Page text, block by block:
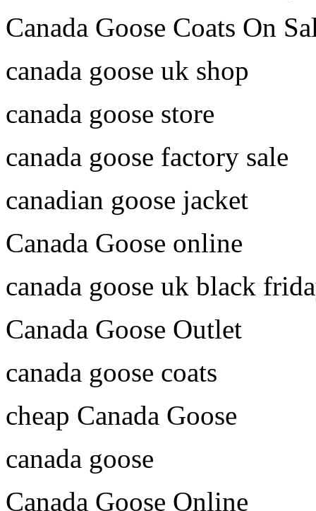
Canada Goose Coats On
canada goose uk shop
canada goose store
canada goose factory sale
canadian goose jacket
Canada Goose online
canada goose uk black
Canada Goose Outlet
canada goose coats
cheap Canada Goose
canada goose
Canada Goose Online